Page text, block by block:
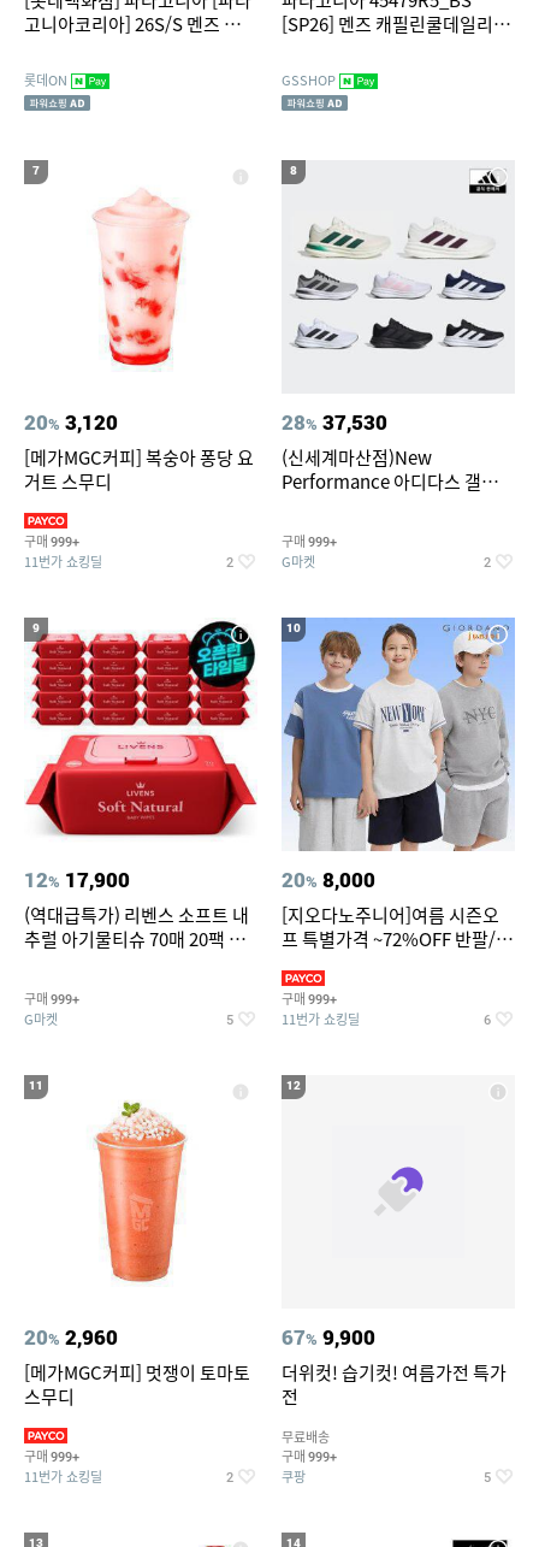
고니아코리아] 26S/S 멘즈 캐필
45481R5 ICT LE1221139942
롯데ON
[SP26] 멘즈 캐필린쿨데일리셔
LE1221326133
GSSHOP
7
20% 3,120
[메가MGC커피] 복숭아 퐁당 요
거트 스무디
구매 999+
11번가 쇼킹딜 2
8
28% 37,530
(신세계마산점)New
Performance 아디다스 갤럭시
구매 999+
G마켓 2
9
12% 17,900
(역대급특가) 리벤스 소프트 내
추럴 아기물티슈 70매 20팩 캡
구매 999+
G마켓 5
10
20% 8,000
[지오다노주니어]여름 시즌오
프 특별가격 ~72%OFF 반팔/반
구매 999+
11번가 쇼킹딜 6
11
20% 2,960
[메가MGC커피] 멋쟁이 토마토
스무디
구매 999+
11번가 쇼킹딜 2
12
67% 9,900
더위컷! 습기컷! 여름가전 특가
전
무료배송
구매 999+
쿠팡 5
13 14